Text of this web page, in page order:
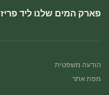
פארק המים שלנו ליד פריז
הודעה משפטית
מפת אתר